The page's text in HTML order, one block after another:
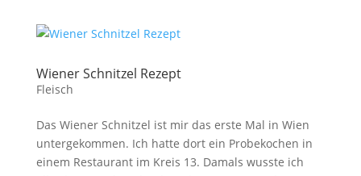
Wiener Schnitzel Rezept
Fleisch
Das Wiener Schnitzel ist mir das erste Mal in Wien
untergekommen. Ich hatte dort ein Probekochen in
einem Restaurant im Kreis 13. Damals wusste ich